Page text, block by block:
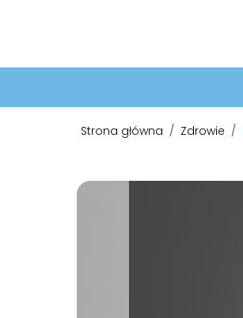
Strona główna / Zdrowie /